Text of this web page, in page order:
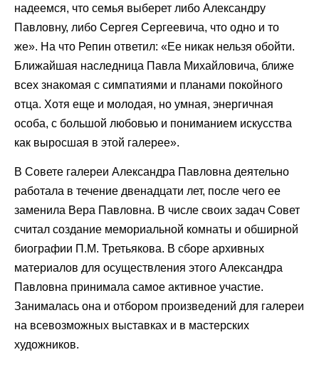
надеемся, что семья выберет либо Александру
Павловну, либо Сергея Сергеевича, что одно и то
же». На что Репин ответил: «Ее никак нельзя обойти.
Ближайшая наследница Павла Михайловича, ближе
всех знакомая с симпатиями и планами покойного
отца. Хотя еще и молодая, но умная, энергичная
особа, с большой любовью и пониманием искусства
как выросшая в этой галерее».
В Совете галереи Александра Павловна деятельно
работала в течение двенадцати лет, после чего ее
заменила Вера Павловна. В числе своих задач Совет
считал создание мемориальной комнаты и обширной
биографии П.М. Третьякова. В сборе архивных
материалов для осуществления этого Александра
Павловна принимала самое активное участие.
Занималась она и отбором произведений для галереи
на всевозможных выставках и в мастерских
художников.